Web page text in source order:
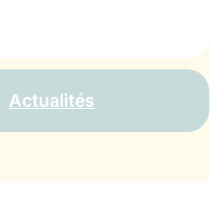
Actualités